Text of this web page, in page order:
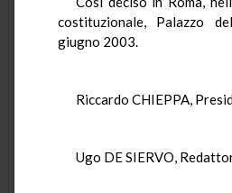
costituzionale, Palazzo
giugno 2003.
Riccardo CHIEPPA,
Ugo DE SIERVO,